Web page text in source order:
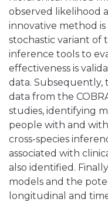
observed likelihood
innovative method
stochastic variant of
inference tools to
effectiveness is
data. Subsequently,
data from the
studies, identifying
people with and
cross-species
associated with
also identified.
models and the
longitudinal and